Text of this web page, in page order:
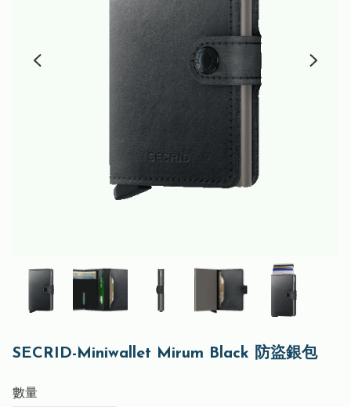
SECRID-Miniwallet Mirum Black 防盜銀包
數量